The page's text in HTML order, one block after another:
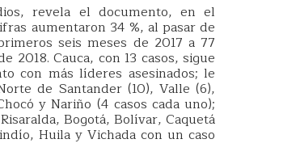
revela el documento, en el
aumentaron 34 %, al pasar de
seis meses de 2017 a 77
2018. Cauca, con 13 casos, sigue
con más líderes asesinados; le
de Santander (10), Valle (6),
y Nariño (4 casos cada uno);
Bogotá, Bolívar, Caquetá
Huila y Vichada con un caso